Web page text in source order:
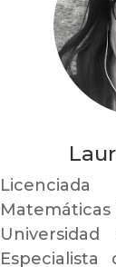
Matemáticas